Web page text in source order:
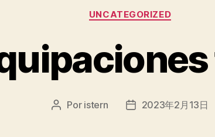
Categorías
UNCATEGORIZED
Autor
Por istern
Fecha2023年2月13日